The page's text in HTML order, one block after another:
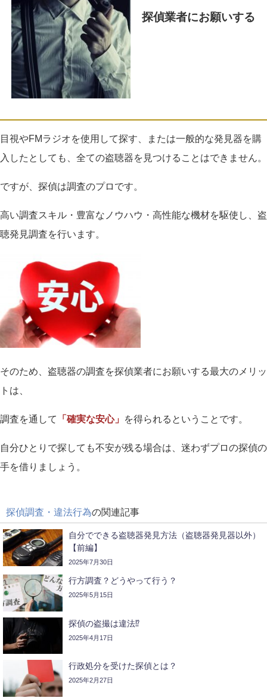
探偵業者にお願いする
目視やFMラジオを使用して探す、または一般的な発見器を購
入したとしても、全ての盗聴器を見つけることはできません。
ですが、探偵は調査のプロです。
高い調査スキル・豊富なノウハウ・高性能な機材を駆使し、盗
聴発見調査を行います。
そのため、盗聴器の調査を探偵業者にお願いする最大のメリッ
トは、
調査を通して 「確実な安心」 を得られるということです。
自分ひとりで探しても不安が残る場合は、迷わずプロの探偵の
手を借りましょう。
探偵調査・違法行為の関連記事
自分でできる盗聴器発見方法（盗聴器発見器以外）
【前編】
2025年7月30日
行方調査？どうやって行う？
2025年5月15日
探偵の盗撮は違法⁉
2025年4月17日
行政処分を受けた探偵とは？
2025年2月27日